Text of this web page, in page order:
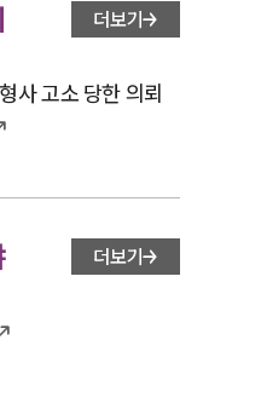
더보기
사 고소 당한 의뢰
더보기